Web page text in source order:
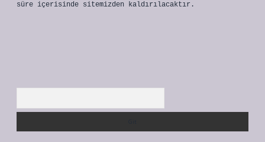
süre içerisinde sitemizden kaldırılacaktır.